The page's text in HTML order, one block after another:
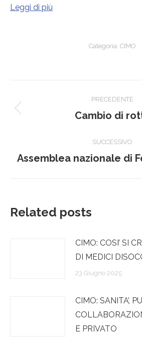
Leggi di più
Categoria: CIMO
tra
post
PRECEDENTE
Post
Cambio di
SUCCESSIVO
Assemblea nazionale di
Related posts
CIMO: COSI’ SI
DI MEDICI
23 Giugno 2025
CIMO: SANITA’,
E PRIVATO